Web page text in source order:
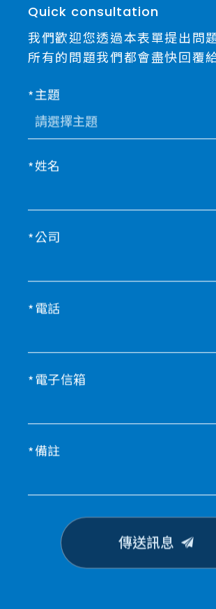
Quick consultation
我們歡迎您透過本表單提出問
所有的問題我們都會盡快回覆
主題
姓名
公司
電話
電子信箱
備註
傳送訊息